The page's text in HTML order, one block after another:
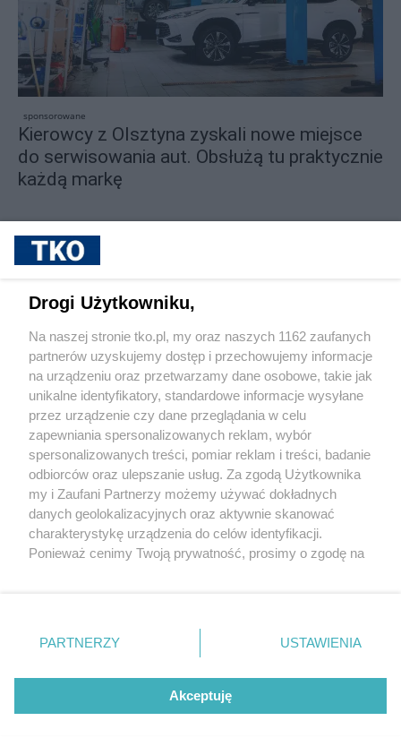
sponsorowane
Kierowcy z Olsztyna zyskali nowe miejsce
do serwisowania aut. Obsłużą tu praktycznie
każdą markę
sponsorowane
Zielona rewolucja w Gutkowie. Niższe
rachunki dla mieszkańców na Osiedlu SLOW
Drogi Użytkowniku,
Na naszej stronie tko.pl, my oraz naszych 1162 zaufanych
partnerów uzyskujemy dostęp i przechowujemy informacje
na urządzeniu oraz przetwarzamy dane osobowe, takie jak
unikalne identyfikatory, standardowe informacje wysyłane
przez urządzenie czy dane przeglądania w celu
zapewniania spersonalizowanych reklam, wybór
spersonalizowanych treści, pomiar reklam i treści, badanie
odbiorców oraz ulepszanie usług. Za zgodą Użytkownika
my i Zaufani Partnerzy możemy używać dokładnych
danych geolokalizacyjnych oraz aktywnie skanować
charakterystykę urządzenia do celów identyfikacji.
Ponieważ cenimy Twoją prywatność, prosimy o zgodę na
znajdujący się w lewym dolnym rogu strony
. Niektóre
rodzaje przetwarzania danych nie wymagają zgody
użytkownika, ale masz prawo sprzeciwić się takiemu
przetwarzaniu. Preferencje będą miały zastosowania tylko
na tej witrynie.
PARTNERZY USTAWIENIA
Akceptuję